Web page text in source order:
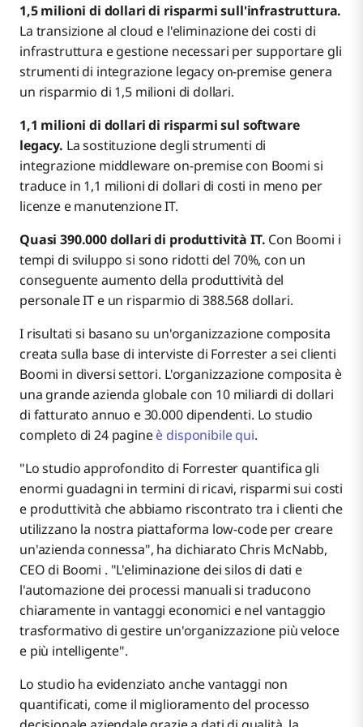
1,5 milioni di dollari di risparmi sull'infrastruttura.
La transizione al cloud e l'eliminazione dei costi di
infrastruttura e gestione necessari per supportare gli
strumenti di integrazione legacy on-premise genera
un risparmio di 1,5 milioni di dollari.
1,1 milioni di dollari di risparmi sul software
legacy. La sostituzione degli strumenti di
integrazione middleware on-premise con Boomi si
traduce in 1,1 milioni di dollari di costi in meno per
licenze e manutenzione IT.
Quasi 390.000 dollari di produttività IT. Con Boomi i
tempi di sviluppo si sono ridotti del 70%, con un
conseguente aumento della produttività del
personale IT e un risparmio di 388.568 dollari.
I risultati si basano su un'organizzazione composita
creata sulla base di interviste di Forrester a sei clienti
Boomi in diversi settori. L'organizzazione composita è
una grande azienda globale con 10 miliardi di dollari
di fatturato annuo e 30.000 dipendenti. Lo studio
completo di 24 pagineè disponibile qui.
"Lo studio approfondito di Forrester quantifica gli
enormi guadagni in termini di ricavi, risparmi sui costi
e produttività che abbiamo riscontrato tra i clienti che
utilizzano la nostra piattaforma low-code per creare
un'azienda connessa", ha dichiarato Chris McNabb,
CEO di Boomi . "L'eliminazione dei silos di dati e
l'automazione dei processi manuali si traducono
chiaramente in vantaggi economici e nel vantaggio
trasformativo di gestire un'organizzazione più veloce
e più intelligente".
Lo studio ha evidenziato anche vantaggi non
quantificati, come il miglioramento del processo